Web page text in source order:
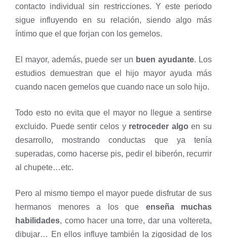
contacto individual sin restricciones. Y este periodo
sigue influyendo en su relación, siendo algo más
íntimo que el que forjan con los gemelos.
El mayor, además, puede ser un buen ayudante. Los
estudios demuestran que el hijo mayor ayuda más
cuando nacen gemelos que cuando nace un solo hijo.
Todo esto no evita que el mayor no llegue a sentirse
excluido. Puede sentir celos y retroceder algo en su
desarrollo, mostrando conductas que ya tenía
superadas, como hacerse pis, pedir el biberón, recurrir
al chupete…etc.
Pero al mismo tiempo el mayor puede disfrutar de sus
hermanos menores a los que enseña muchas
habilidades, como hacer una torre, dar una voltereta,
dibujar… En ellos influye también la zigosidad de los